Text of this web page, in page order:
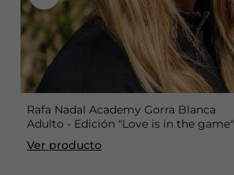
Rafa Nadal Academy Gorra Blanca
Adulto - Edición "Love is in the game"
Ver producto